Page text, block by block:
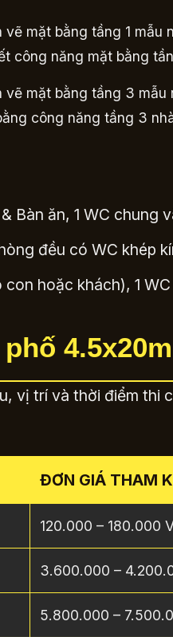
công năng mặt bằng
công năng tầng 3
Bàn ăn, 1 WC chung
đều có WC khép
hoặc khách), 1
4.5x20m
vị trí và thời điểm thi
ĐƠN GIÁ THAM
120.000 – 180.000
3.600.000 –
5.800.000 –